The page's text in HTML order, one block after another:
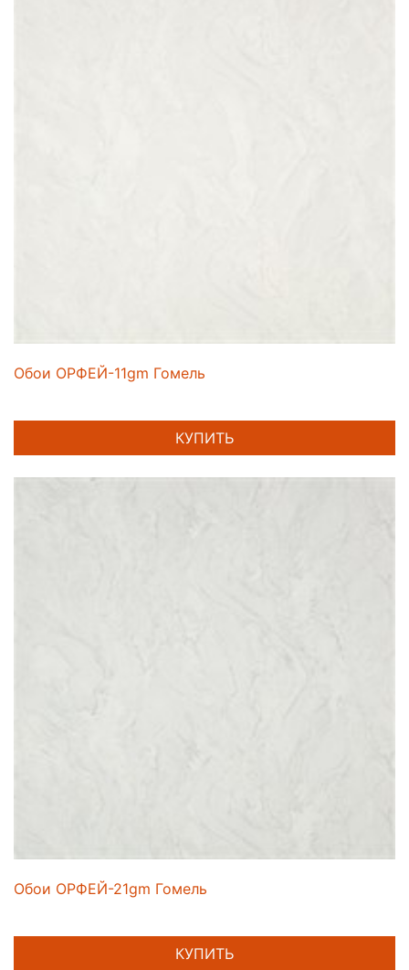
Обои ОРФЕЙ-11gm Гомель
КУПИТЬ
Обои ОРФЕЙ-21gm Гомель
КУПИТЬ